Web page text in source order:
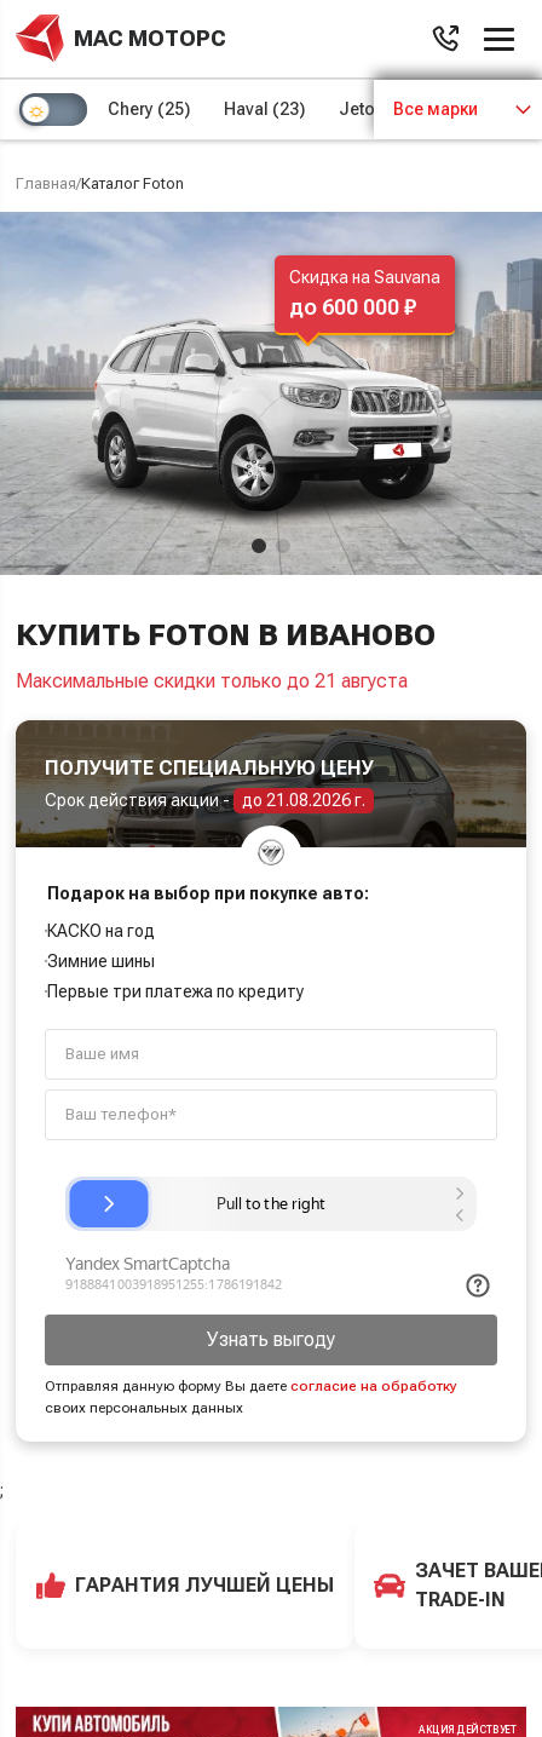
МАС МОТОРС
Chery (25) Haval (23) Jetour (8) Kaiyi (4)
Все марки
Главная/Каталог Foton
КУПИТЬ FOTON В ИВАНОВО
Максимальные скидки только до 21 августа
ПОЛУЧИТЕ СПЕЦИАЛЬНУЮ ЦЕНУ
Срок действия акции - до 21.08.2026 г.
Подарок на выбор при покупке авто:
КАСКО на год
Зимние шины
Первые три платежа по кредиту
Узнать выгоду
Отправляя данную форму Вы даетесогласие на обработку
своих персональных данных
Скидка на Sauvana
до 600 000 ₽
;
ГАРАНТИЯ ЛУЧШЕЙ ЦЕНЫ
ЗАЧЕТ
TRADE-IN
АКЦИЯ ДЕЙСТВУЕТ